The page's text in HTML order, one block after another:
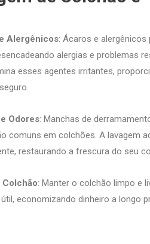
Alergênicos: Ácaros e alergênicos
alergias e problemas
esses agentes irritantes,
Odores: Manchas de
comuns em colchões. A lavagem
restaurando a frescura do seu
Colchão: Manter o colchão limpo e
economizando dinheiro a longo